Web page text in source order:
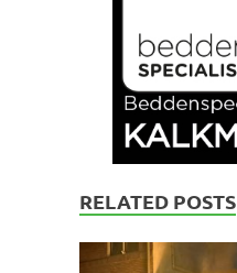
RELATED POSTS